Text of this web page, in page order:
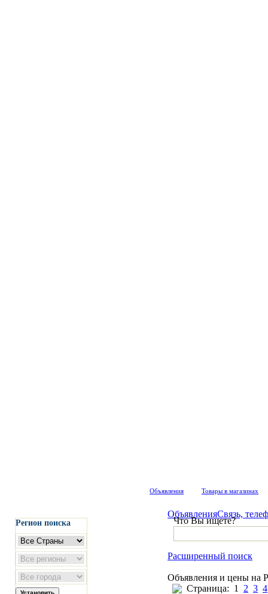
Объявления Товары в магазинах
Регион поиска
ОбъявленияСвязь,
Что Вы ищете?
Расширенный поиск
Объявления и цены на
Страница: 1 2 3 4